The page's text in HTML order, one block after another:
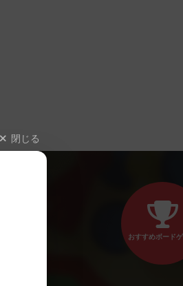
閉じる
おすすめボード